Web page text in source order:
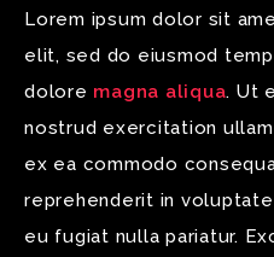
Lorem ipsum dolor sit
elit, sed do eiusmod
dolore magna aliqua. Ut
nostrud exercitation
ex ea commodo
reprehenderit in
eu fugiat nulla pariatur.